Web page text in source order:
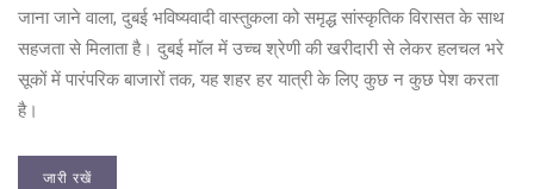
जाना जाने वाला, दुबई भविष्यवादी वास्तुकला को समृद्ध सांस्कृतिक विरासत के साथ
सहजता से मिलाता है। दुबई मॉल में उच्च श्रेणी की खरीदारी से लेकर हलचल भरे
सूकों में पारंपरिक बाजारों तक, यह शहर हर यात्री के लिए कुछ न कुछ पेश करता
है।
जारी रखें